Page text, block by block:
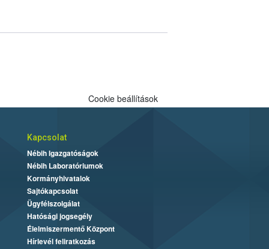
Cookie beállítások
Kapcsolat
Nébih Igazgatóságok
Nébih Laboratóriumok
Kormányhivatalok
Sajtókapcsolat
Ügyfélszolgálat
Hatósági jogsegély
Élelmiszermentő Központ
Hírlevél feliratkozás